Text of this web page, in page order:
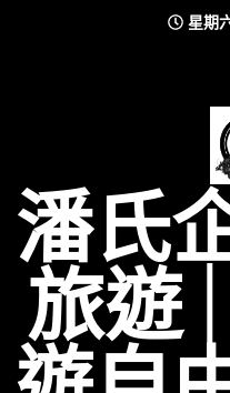
星期
潘氏
旅遊